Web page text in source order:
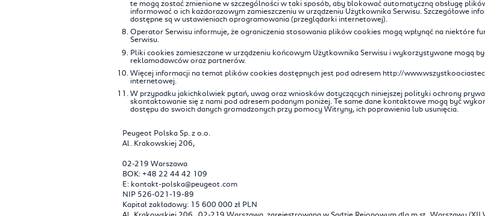
te mogą zostać zmienione w szczególności w taki sposób, aby blokować automatyczną obsługę
informować o ich każdorazowym zamieszczeniu w urządzeniu Użytkownika Serwisu. Szczegółowe
dostępne są w ustawieniach oprogramowania (przeglądarki internetowej).
Operator Serwisu informuje, że ograniczenia stosowania plików cookies mogą wpłynąć na niektóre
Serwisu.
Pliki cookies zamieszczane w urządzeniu końcowym Użytkownika Serwisu i wykorzystywane mogą
reklamodawców oraz partnerów.
Więcej informacji na temat plików cookies dostępnych jest pod adresem http://
internetowej.
W przypadku jakichkolwiek pytań, uwag oraz wniosków dotyczących niniejszej polityki ochrony
skontaktowanie się z nami pod adresem podanym poniżej. Te same dane kontaktowe mogą być
dostępu do swoich danych gromadzonych przy pomocy Witryny, ich poprawienia lub usunięcia.
Peugeot Polska Sp. z o.o.
Al. Krakowskiej 206,
02-219 Warszawa
BOK: +48 22 44 42 109
E: kontakt-polska@peugeot.com
NIP 526-021-19-89
Kapitał zakładowy: 15 600 000 zł PLN
Al. Krakowskiej 206 , 02-219 Warszawa, zarejestrowana w Sądzie Rejonowym dla m.st. Warszawy (XII